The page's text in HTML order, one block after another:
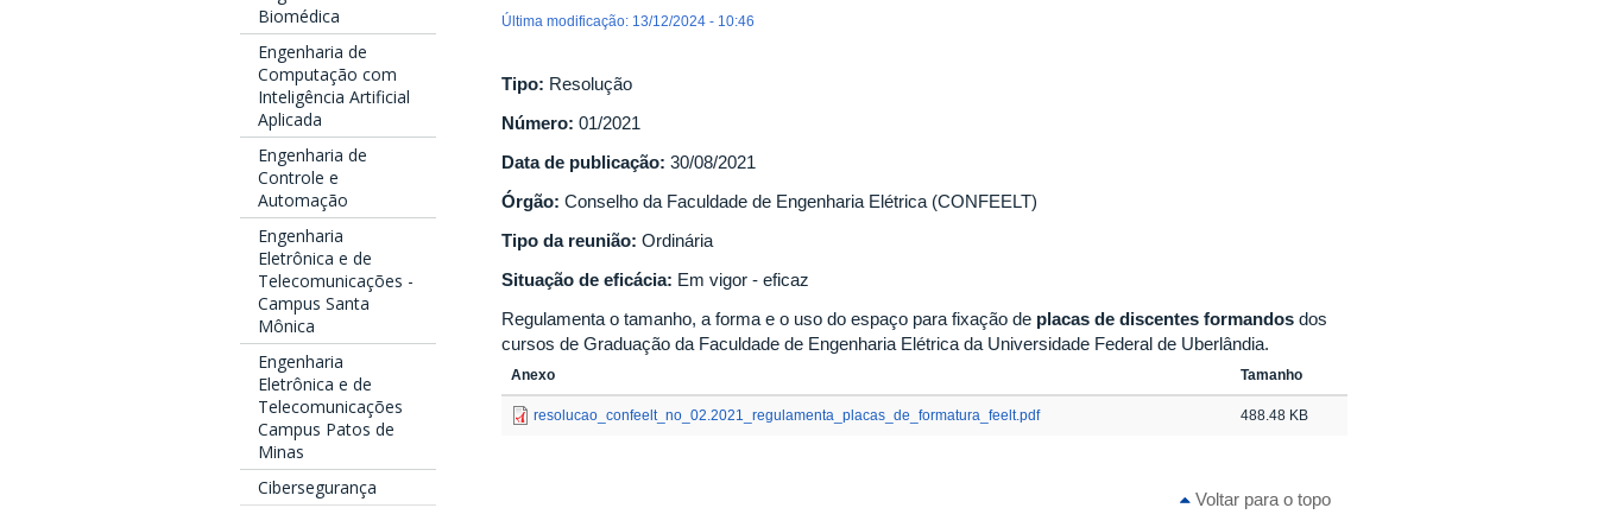
Biomédica
Engenharia de
Computação com
Inteligência Artificial
Aplicada
Engenharia de
Controle e
Automação
Engenharia
Eletrônica e de
Telecomunicações -
Campus Santa
Mônica
Engenharia
Eletrônica e de
Telecomunicações
Campus Patos de
Minas
Cibersegurança
Última modificação: 13/12/2024 - 10:46
Tipo: Resolução
Número: 01/2021
Data de publicação: 30/08/2021
Órgão: Conselho da Faculdade de Engenharia Elétrica (CONFEELT)
Tipo da reunião: Ordinária
Situação de eficácia: Em vigor - eficaz
Regulamenta o tamanho, a forma e o uso do espaço para fixação de placas de discentes formandos dos
cursos de Graduação da Faculdade de Engenharia Elétrica da Universidade Federal de Uberlândia.
Anexo Tamanho
resolucao_confeelt_no_02.2021_regulamenta_placas_de_formatura_feelt.pdf 488.48 KB
Voltar para o topo